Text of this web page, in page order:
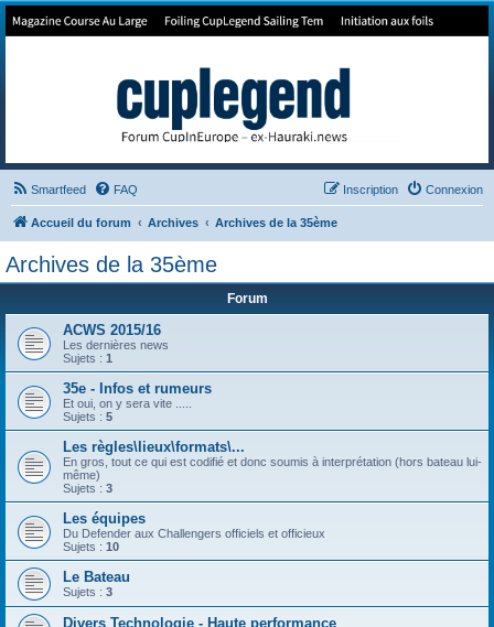
Forum de Cup In Europe
Smartfeed FAQ Connexion
Inscription
Accueil du forum Archives Archives de la 35ème
Archives de la 35ème
Forum
ACWS 2015/16
Les dernières news
Sujets : 1
35e - Infos et rumeurs
Et oui, on y sera vite .....
Sujets : 5
Les règles\lieux\formats\...
En gros, tout ce qui est codifié et donc soumis à interprétation (hors bateau lui-
même)
Sujets : 3
Les équipes
Du Defender aux Challengers officiels et officieux
Sujets : 10
Le Bateau
Sujets : 3
Divers Technologie - Haute performance